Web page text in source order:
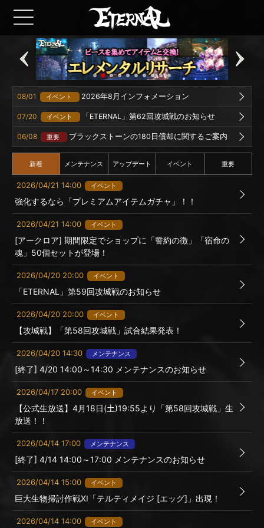
08/01 イベント 2026年8月インフォメーション
07/20 イベント 「ETERNAL」第62回攻城戦のお知らせ
06/08 重要 ブラックストーンの180日償却に関するご案内
新着 メンテナンス アップデート イベント 重要
2026/04/21 14:00 イベント
強化するなら「プレミアムアイテムガチャ」！！
2026/04/21 14:00 イベント
[アークロア] 期間限定でショップに「誓約の徴」「宿命の
魂」50個セットが登場！
2026/04/20 20:00 イベント
「ETERNAL」第59回攻城戦のお知らせ
2026/04/20 20:00 イベント
【攻城戦】「第58回攻城戦」試合結果発表！
2026/04/20 14:30 メンテナンス
[終了] 4/20 14:00～14:30 メンテナンスのお知らせ
2026/04/17 20:00 イベント
【公式生放送】4月18日(土)19:55より「第58回攻城戦」生
放送！！
2026/04/14 17:00 メンテナンス
[終了] 4/14 14:00～17:00 メンテナンスのお知らせ
2026/04/14 15:00 イベント
巨大生物掃討作戦XI「テルティメイジ [エッグ]」出現！
2026/04/14 14:00 イベント